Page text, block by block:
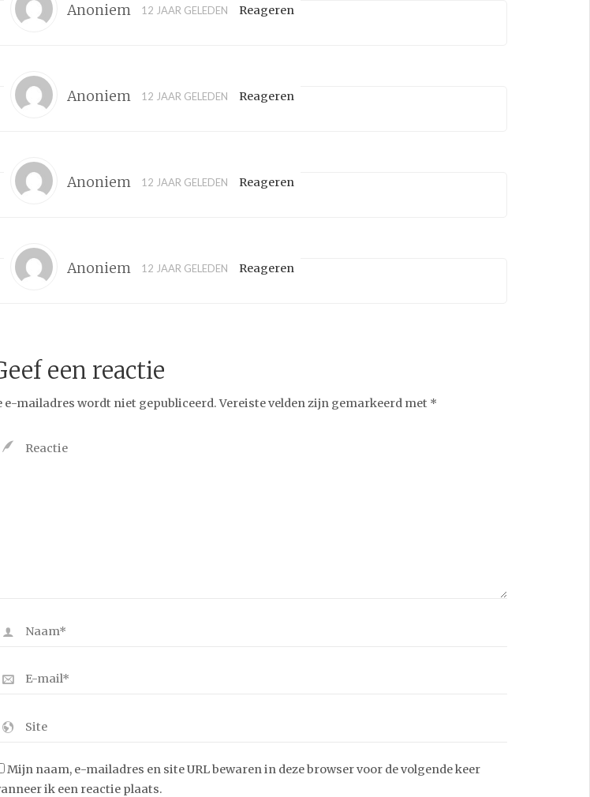
Anoniem 12 JAAR GELEDEN Reageren
Anoniem 12 JAAR GELEDEN Reageren
Anoniem 12 JAAR GELEDEN Reageren
Anoniem 12 JAAR GELEDEN Reageren
een reactie
e-mailadres wordt niet gepubliceerd. Vereiste velden zijn gemarkeerd met *
Mijn naam, e-mailadres en site URL bewaren in deze browser voor de volgende keer
ik een reactie plaats.